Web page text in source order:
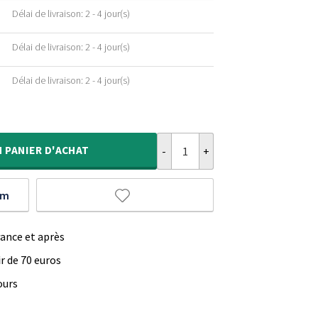
Délai de livraison: 2 - 4 jour(s)
Délai de livraison: 2 - 4 jour(s)
Délai de livraison: 2 - 4 jour(s)
PANIER D'ACHAT
et après
70 euros